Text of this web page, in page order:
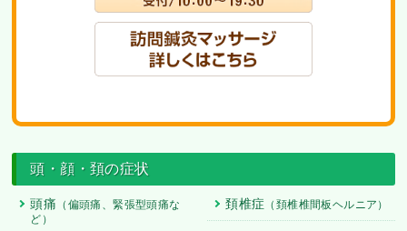
頭・顔・頚の症状
頭痛 （偏頭痛、緊張型頭痛な
ど）
頚椎症 （頚椎椎間板ヘルニア）